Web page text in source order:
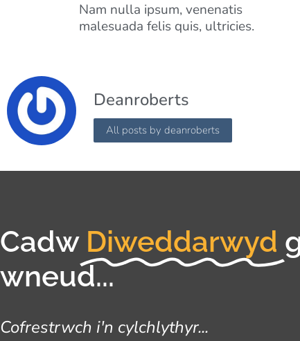
Nam nulla ipsum, venenatis
malesuada felis quis, ultricies.
Deanroberts
All posts by deanroberts
Cadw Diweddarwyd
wneud...
Cofrestrwch i'n cylchlythyr...